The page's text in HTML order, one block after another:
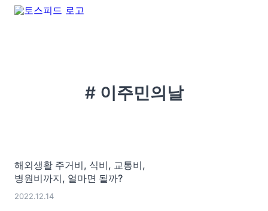
# 이주민의날
해외생활 주거비, 식비, 교통비,
병원비까지, 얼마면 될까?
2022.12.14